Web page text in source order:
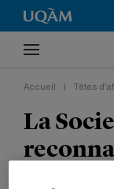
Accueil Têtes
La